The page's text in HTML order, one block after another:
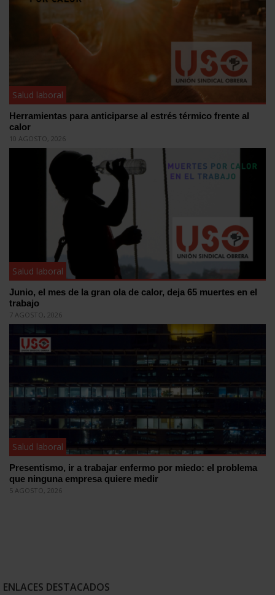
Salud laboral
Herramientas para anticiparse al estrés térmico frente al
calor
10 AGOSTO, 2026
Salud laboral
Junio, el mes de la gran ola de calor, deja 65 muertes en el
trabajo
7 AGOSTO, 2026
Salud laboral
Presentismo, ir a trabajar enfermo por miedo: el problema
que ninguna empresa quiere medir
5 AGOSTO, 2026
ENLACES DESTACADOS